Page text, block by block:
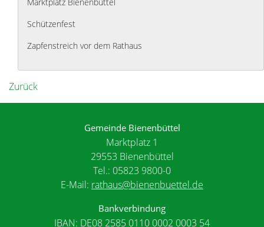
Schützenfest
Zapfenstreich vor dem Rathaus
Zurück
Gemeinde Bienenbüttel
Marktplatz 1
29553 Bienenbüttel
Tel.: 05823 9800-0
E-Mail: rathaus@bienenbuettel.de
Bankverbindung
IBAN: DE08 2585 0110 0002 0003 54